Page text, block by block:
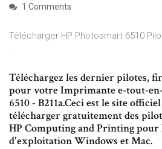
1 Comments
Télécharger HP Photosmart 6510
...
Téléchargez les dernier pilotes,
pour votre Imprimante e-tout-
6510 - B211a.Ceci est le site
télécharger gratuitement des
HP Computing and Printing pour
d'exploitation Windows et Mac.